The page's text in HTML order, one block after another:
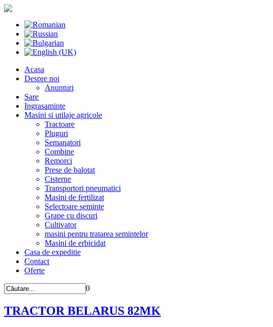
Acasa
Despre noi
Anunturi
Sare
Ingrasaminte
Masini si utilaje agricole
Tractoare
Pluguri
Semanatori
Combine
Remorci
Prese de balotat
Cisterne
Transportori pneumatici
Masini de fertilizat
Selectoare seminte
Grape cu discuri
Cultivator
masini pentru tratarea semintelor
Masini de erbicidat
Casa de expeditie
Contact
Oferte
0
TRACTOR BELARUS 82MK